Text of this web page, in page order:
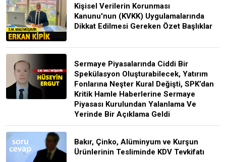
Kişisel Verilerin Korunması
Kanunu'nun (KVKK) Uygulamalarında
Dikkat Edilmesi Gereken Özet Başlıklar
Sermaye Piyasalarında Ciddi Bir
Spekülasyon Oluşturabilecek, Yatırım
Fonlarına Neşter Kural Değişti, SPK’dan
Kritik Hamle Haberlerine Sermaye
Piyasası Kurulundan Yalanlama Ve
Yerinde Bir Açıklama Geldi
Bakır, Çinko, Alüminyum ve Kurşun
Ürünlerinin Tesliminde KDV Tevkifatı